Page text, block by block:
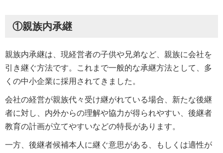
①親族内承継
親族内承継は、現経営者の子供や兄弟など、親族に会社を
引き継ぐ方法です。これまで一般的な承継方法として、多
くの中小企業に採用されてきました。
会社の経営が親族代々受け継がれている場合、新たな後継
者に対し、内外からの理解や協力が得られやすい、後継者
教育の計画が立てやすいなどの特長があります。
一方、後継者候補本人に継ぐ意思がある、もしくは適性が